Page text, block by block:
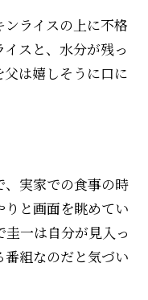
ライスの上に不格
スと、水分が残っ
は嬉しそうに口に
実家での食事の時
と画面を眺めてい
一は自分が見入っ
組なのだと気づい